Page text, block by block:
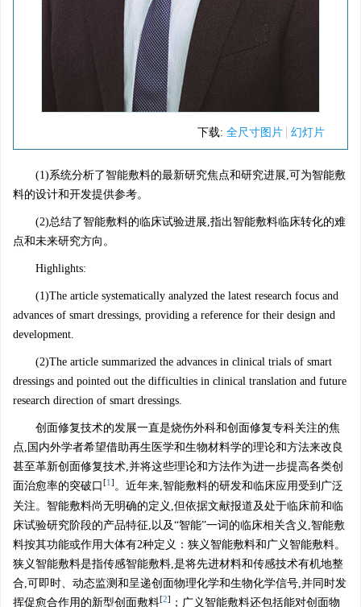
下载: 全尺寸图片 幻灯片
(1)系统分析了智能敷料的最新研究焦点和研究进展,可为智能敷
料的设计和开发提供参考。
(2)总结了智能敷料的临床试验进展,指出智能敷料临床转化的难
点和未来研究方向。
Highlights:
(1)The article systematically analyzed the latest research focus and
advances of smart dressings, providing a reference for their design and
development.
(2)The article summarized the advances in clinical trials of smart
dressings and pointed out the difficulties in clinical translation and future
research direction of smart dressings.
创面修复技术的发展一直是烧伤外科和创面修复专科关注的焦
点,国内外学者希望借助再生医学和生物材料学的理论和方法来改良
甚至革新创面修复技术,并将这些理论和方法作为进一步提高各类创
面治愈率的突破口 [1 ] 。近年来,智能敷料的研发和临床应用受到广泛
关注。智能敷料尚无明确的定义,但依据文献报道及处于临床前和临
床试验研究阶段的产品特征,以及“智能”一词的临床相关含义,智能敷
料按其功能或作用大体有2种定义：狭义智能敷料和广义智能敷料。
狭义智能敷料是指传感智能敷料,是将先进材料和传感技术有机地整
合,可即时、动态监测和呈递创面物理化学和生物化学信号,并同时发
挥促愈合作用的新型创面敷料[2] ；广义智能敷料还包括能对创面物